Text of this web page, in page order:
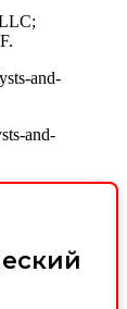
and-
and-